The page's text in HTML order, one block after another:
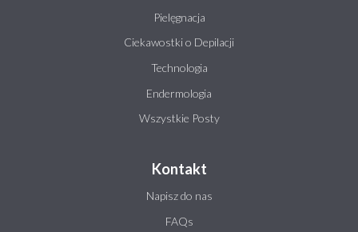
Pielęgnacja
Ciekawostki o Depilacji
Technologia
Endermologia
Wszystkie Posty
Kontakt
Napisz do nas
FAQs